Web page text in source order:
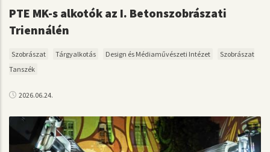
PTE MK-s alkotók az I. Betonszobrászati
Triennálén
Szobrászat Tárgyalkotás Design és Médiaművészeti Intézet
Szobrászat
Tanszék
2026.06.24.